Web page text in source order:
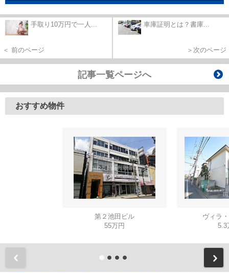
手取り10万円で一人...
＜ 前のページ
車庫証明とは？書庫...
＞次のページ
記事一覧ページへ
おすすめ物件
第２池田ビル
55万円
ヴィラ
5.3